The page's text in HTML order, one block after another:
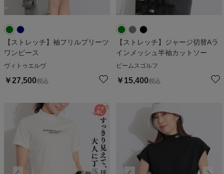
【ストレッチ】袖フリルプリーツ
ワンピース
ヴィトゥエルヴ
￥27,500税込
【ストレッチ】ジャージ切替Aラ
インメッシュ半袖カットソー
ビームスゴルフ
￥ 15,400税込